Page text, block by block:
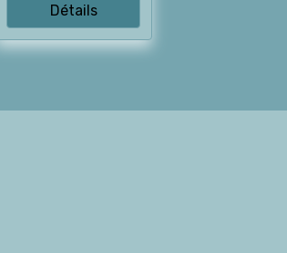
Détails